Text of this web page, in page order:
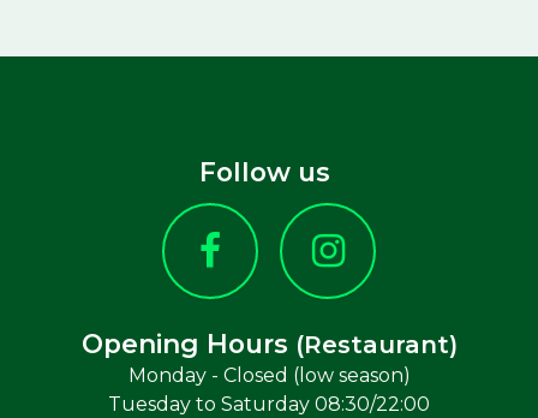
Follow us
Opening Hours (Restaurant)
Monday - Closed (low season)
Tuesday to Saturday 08:30/22:00